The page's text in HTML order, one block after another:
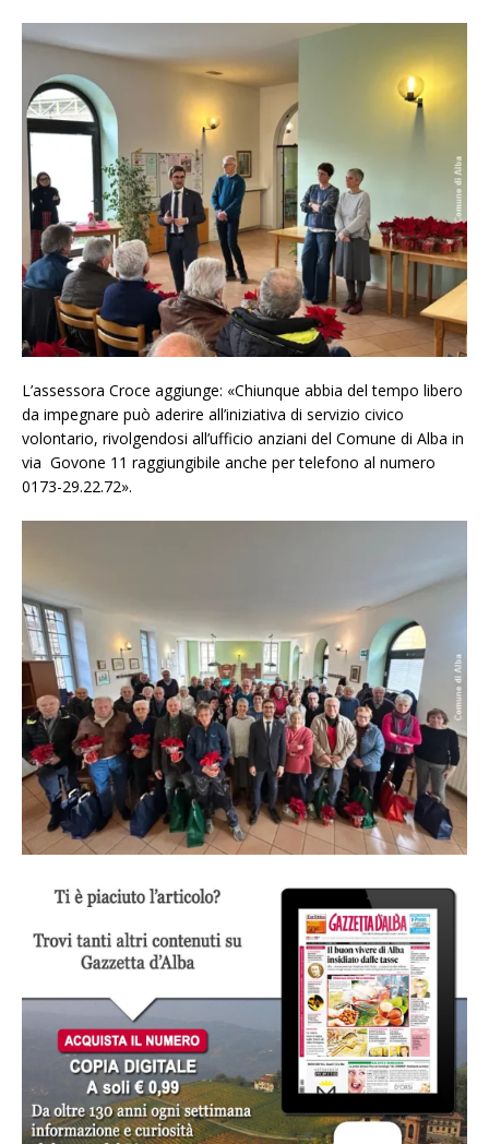
L’assessora Croce aggiunge: «Chiunque abbia del tempo libero
da impegnare può aderire all’iniziativa di servizio civico
volontario, rivolgendosi all’ufficio anziani del Comune di Alba in
via Govone 11 raggiungibile anche per telefono al numero
0173-29.22.72».